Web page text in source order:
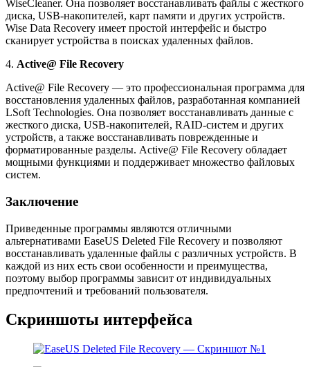
WiseCleaner. Она позволяет восстанавливать файлы с жесткого
диска, USB-накопителей, карт памяти и других устройств.
Wise Data Recovery имеет простой интерфейс и быстро
сканирует устройства в поисках удаленных файлов.
4. Active@ File Recovery
Active@ File Recovery — это профессиональная программа для
восстановления удаленных файлов, разработанная компанией
LSoft Technologies. Она позволяет восстанавливать данные с
жесткого диска, USB-накопителей, RAID-систем и других
устройств, а также восстанавливать поврежденные и
форматированные разделы. Active@ File Recovery обладает
мощными функциями и поддерживает множество файловых
систем.
Заключение
Приведенные программы являются отличными
альтернативами EaseUS Deleted File Recovery и позволяют
восстанавливать удаленные файлы с различных устройств. В
каждой из них есть свои особенности и преимущества,
поэтому выбор программы зависит от индивидуальных
предпочтений и требований пользователя.
Скриншоты интерфейса